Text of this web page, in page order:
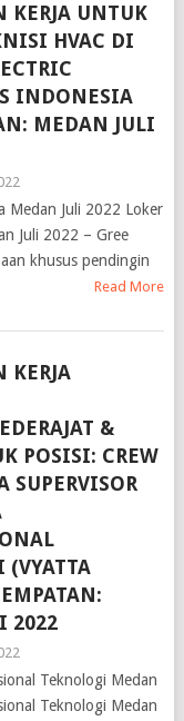
KERJA UNTUK
HVAC DI
INDONESIA
MEDAN JULI
Medan Juli 2022 Loker
Juli 2022 – Gree
khusus pendingin
Read More
KERJA
&
POSISI: CREW
SUPERVISOR
(VYATTA
2022
Teknologi Medan
Teknologi Medan